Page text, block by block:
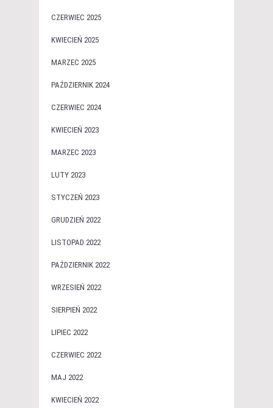
CZERWIEC 2025
KWIECIEŃ 2025
MARZEC 2025
PAŹDZIERNIK 2024
CZERWIEC 2024
KWIECIEŃ 2023
MARZEC 2023
LUTY 2023
STYCZEŃ 2023
GRUDZIEŃ 2022
LISTOPAD 2022
PAŹDZIERNIK 2022
WRZESIEŃ 2022
SIERPIEŃ 2022
LIPIEC 2022
CZERWIEC 2022
MAJ 2022
KWIECIEŃ 2022